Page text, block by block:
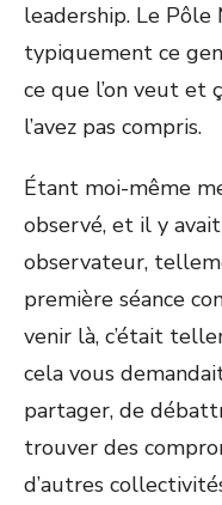
leadership. Le
typiquement ce
ce que l’on veut et
l’avez pas compris.
Étant moi-même
observé, et il y
observateur,
première séance
venir là, c’était
cela vous
partager, de
trouver des
d’autres